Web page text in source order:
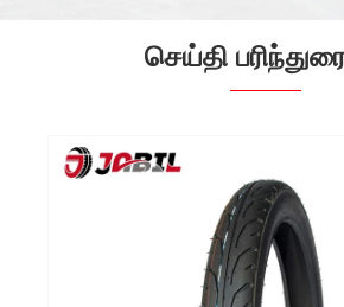
செய்தி
சமீபத்திய எலக்ட்ரிக்
மற்றும் அவற்றின் நன்மைகள் என்ன
மேலும் பார்க்க >>